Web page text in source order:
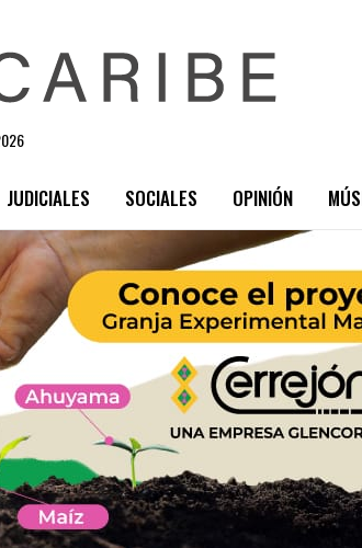
JUDICIALES SOCIALES OPINIÓN